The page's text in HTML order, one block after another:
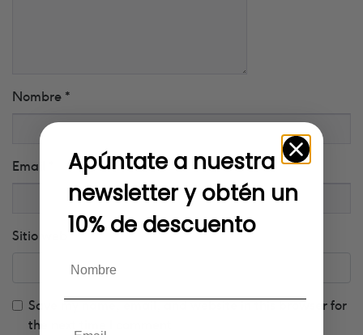
Nombre *
Email
Sitio web
Save my name, email, and website in this browser for
the next time I comment
Apúntate a nuestra
newsletter y obtén un
10% de descuento